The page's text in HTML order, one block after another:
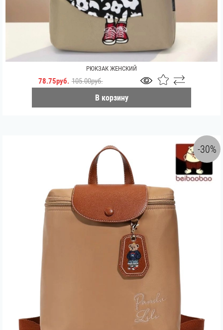
РЮКЗАК ЖЕНСКИЙ
78.75руб. 105.00руб.
В корзину
-30%